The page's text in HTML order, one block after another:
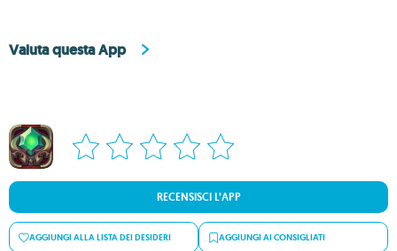
Valuta questa App
RECENSISCI L’APP
AGGIUNGI ALLA LISTA DEI DESIDERI AGGIUNGI AI CONSIGLIATI